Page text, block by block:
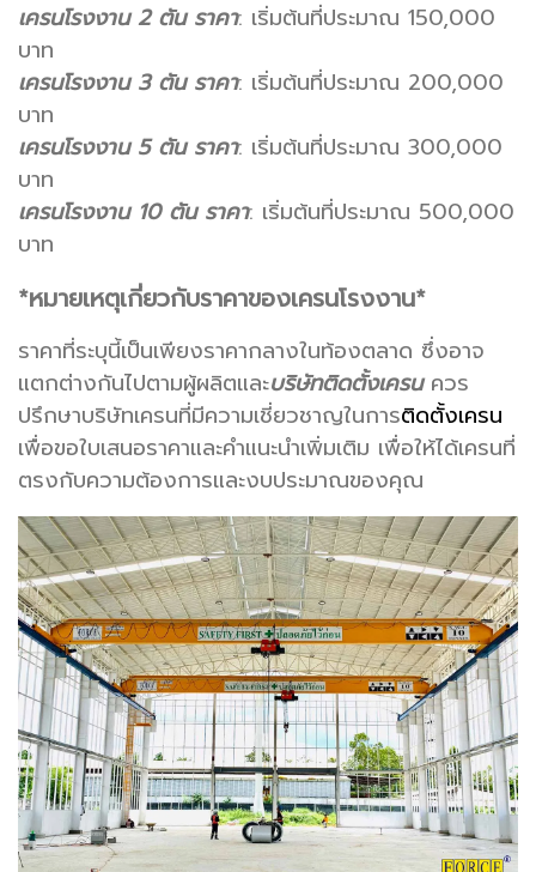
เครนโรงงาน 2 ตัน ราคา: เริ่มต้นที่ประมาณ 150,000
บาท
เครนโรงงาน 3 ตัน ราคา: เริ่มต้นที่ประมาณ 200,000
บาท
เครนโรงงาน 5 ตัน ราคา: เริ่มต้นที่ประมาณ 300,000
บาท
เครนโรงงาน 10 ตัน ราคา: เริ่มต้นที่ประมาณ 500,000
บาท
*หมายเหตุเกี่ยวกับราคาของเครนโรงงาน*
ราคาที่ระบุนี้เป็นเพียงราคากลางในท้องตลาด ซึ่งอาจ
แตกต่างกันไปตามผู้ผลิตและบริษัทติดตั้งเครนควร
ปรึกษาบริษัทเครนที่มีความเชี่ยวชาญในการติดตั้งเครน
เพื่อขอใบเสนอราคาและคำแนะนำเพิ่มเติม เพื่อให้ได้เครนที่
ตรงกับความต้องการและงบประมาณของคุณ